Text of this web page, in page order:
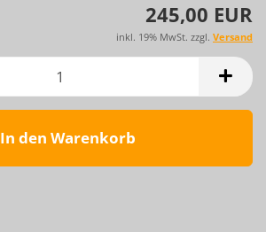
245,00 EUR
inkl. 19% MwSt. zzgl. Versand
In den Warenkorb